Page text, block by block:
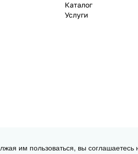
Каталог
Услуги
комплектующих для 3D принтеров, ЧПУ
им пользоваться, вы